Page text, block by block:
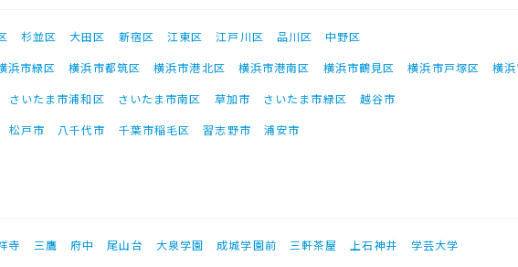
杉並区 大田区 新宿区 江東区 江戸川区 品川区
中野区
浜市緑区 横浜市都筑区 横浜市港北区 横浜市港南区 横浜市鶴見区 横浜市戸塚区
横
さいたま市浦和区 さいたま市南区 草加市 さいたま市緑区
越谷市
松戸市 八千代市 千葉市稲毛区 習志野市 浦安市
寺 三鷹 府中 尾山台 大泉学園 成城学園前 三軒茶屋 上石神井
学芸大学